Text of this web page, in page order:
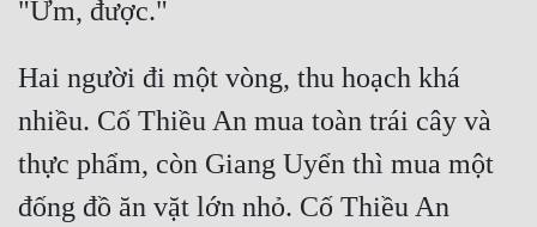
Hai người đi một vòng, thu hoạch khá
nhiều. Cố Thiều An mua toàn trái cây và
thực phẩm, còn Giang Uyển thì mua một
đống đồ ăn vặt lớn nhỏ. Cố Thiều An